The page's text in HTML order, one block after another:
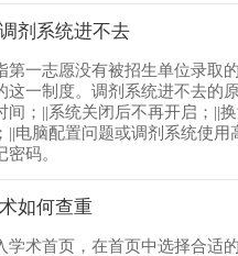
剂系统进不去
第一志愿没有被招生单位录取
这一制度。调剂系统进不去的
间；||系统关闭后不再开启；||
||电脑配置问题或调剂系统使用
码。
如何查重
学术首页，在首页中选择合适